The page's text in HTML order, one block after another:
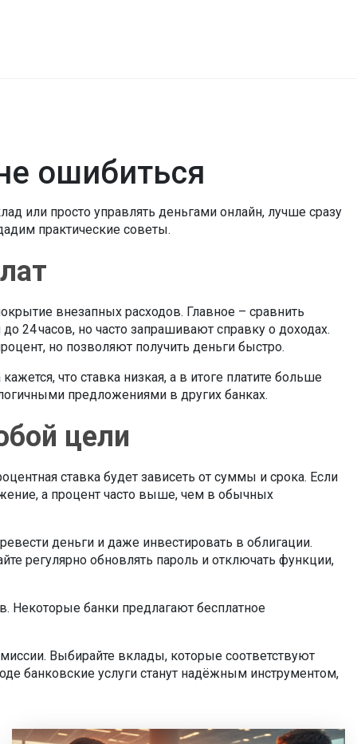
ошибиться
или просто управлять деньгами онлайн, лучше сразу
практические советы.
внезапных расходов. Главное – сравнить
24 часов, но часто запрашивают справку о доходах.
но позволяют получить деньги быстро.
что ставка низкая, а в итоге платите больше
предложениями в других банках.
цели
ставка будет зависеть от суммы и срока. Если
а процент часто выше, чем в обычных
деньги и даже инвестировать в облигации.
регулярно обновлять пароль и отключать функции,
Некоторые банки предлагают бесплатное
Выбирайте вклады, которые соответствуют
банковские услуги станут надёжным инструментом,